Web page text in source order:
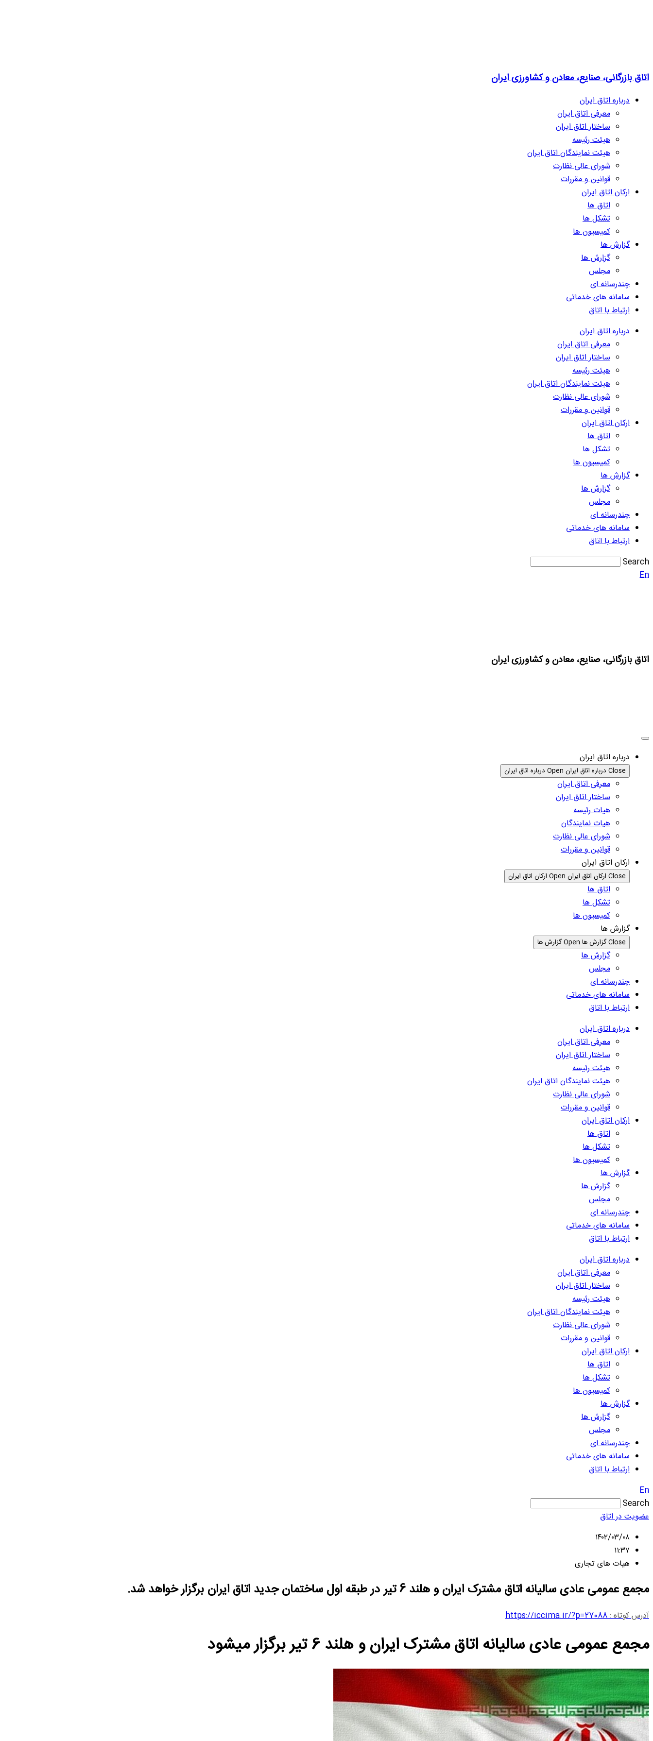
اتاق بازرگانی، صنایع، معادن و کشاورزی ایران
درباره اتاق ایران
معرفی اتاق ایران
ساختار اتاق ایران
هیئت رئیسه
هیئت نمایندگان اتاق ایران
شورای عالی نظارت
قوانین و مقررات
ارکان اتاق ایران
اتاق ها
تشکل ها
کمیسیون ها
گزارش ها
گزارش ها
مجلس
چندرسانه ای
سامانه های خدماتی
ارتباط با اتاق
درباره اتاق ایران
معرفی اتاق ایران
ساختار اتاق ایران
هیئت رئیسه
هیئت نمایندگان اتاق ایران
شورای عالی نظارت
قوانین و مقررات
ارکان اتاق ایران
اتاق ها
تشکل ها
کمیسیون ها
گزارش ها
گزارش ها
مجلس
چندرسانه ای
سامانه های خدماتی
ارتباط با اتاق
Search
En
اتاق بازرگانی، صنایع، معادن و کشاورزی ایران
درباره اتاق ایران
Close درباره اتاق ایران Open درباره اتاق ایران
معرفی اتاق ایران
ساختار اتاق ایران
هیات رئیسه
هیات نمایندگان
شورای عالی نظارت
قوانین و مقررات
ارکان اتاق ایران
Close ارکان اتاق ایران Open ارکان اتاق ایران
اتاق ها
تشکل ها
کمیسیون ها
گزارش ها
Close گزارش ها Open گزارش ها
گزارش ها
مجلس
چندرسانه ای
سامانه های خدماتی
ارتباط با اتاق
درباره اتاق ایران
معرفی اتاق ایران
ساختار اتاق ایران
هیئت رئیسه
هیئت نمایندگان اتاق ایران
شورای عالی نظارت
قوانین و مقررات
ارکان اتاق ایران
اتاق ها
تشکل ها
کمیسیون ها
گزارش ها
گزارش ها
مجلس
چندرسانه ای
سامانه های خدماتی
ارتباط با اتاق
درباره اتاق ایران
معرفی اتاق ایران
ساختار اتاق ایران
هیئت رئیسه
هیئت نمایندگان اتاق ایران
شورای عالی نظارت
قوانین و مقررات
ارکان اتاق ایران
اتاق ها
تشکل ها
کمیسیون ها
گزارش ها
گزارش ها
مجلس
چندرسانه ای
سامانه های خدماتی
ارتباط با اتاق
En
Search
عضویت در اتاق
۱۴۰۲/۰۳/۰۸
۱۱:۳۷
هیات های تجاری
مجمع عمومی عادی سالیانه اتاق مشترک ایران و هلند 6 تیر در طبقه اول ساختمان جدید اتاق ایران برگزار خواهد شد.
آدرس کوتاه :https://iccima.ir/?p=27088
مجمع عمومی عادی سالیانه اتاق مشترک ایران و هلند 6 تیر برگزار میشود